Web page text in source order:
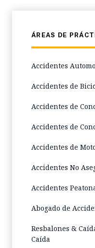
ÁREAS DE
Accidentes
Accidentes de
Accidentes de
Accidentes de
Accidentes de
Accidentes No
Accidentes
Abogado de
Resbalones &
Caída